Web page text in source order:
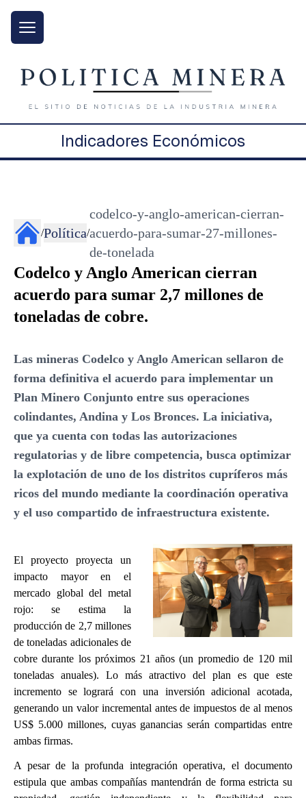
Indicadores Económicos
/Política/
codelco-y-anglo-american-cierran-
acuerdo-para-sumar-27-millones-
de-tonelada
Codelco y Anglo American cierran
acuerdo para sumar 2,7 millones de
toneladas de cobre.
Las mineras Codelco y Anglo American sellaron de
forma definitiva el acuerdo para implementar un
Plan Minero Conjunto entre sus operaciones
colindantes, Andina y Los Bronces. La iniciativa,
que ya cuenta con todas las autorizaciones
regulatorias y de libre competencia, busca optimizar
la explotación de uno de los distritos cupríferos más
ricos del mundo mediante la coordinación operativa
y el uso compartido de infraestructura existente.
El proyecto proyecta un
impacto mayor en el
mercado global del metal
rojo: se estima la
producción de 2,7 millones
de toneladas adicionales de
cobre durante los próximos 21 años (un promedio de 120 mil
toneladas anuales). Lo más atractivo del plan es que este
incremento se logrará con una inversión adicional acotada,
generando un valor incremental antes de impuestos de al menos
US$ 5.000 millones, cuyas ganancias serán compartidas entre
ambas firmas.
A pesar de la profunda integración operativa, el documento
estipula que ambas compañías mantendrán de forma estricta su